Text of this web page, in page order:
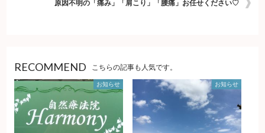
原因不明の「痛み」「肩こり」「腰痛」お任せください♡
RECOMMEND こちらの記事も人気です。
お知らせ お知らせ